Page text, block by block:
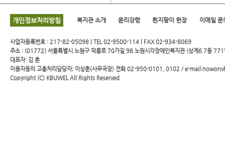
개인정보처리방침 복지관 소개 윤리강령 흰지팡이 헌장 이메일 문
사업자등록번호 : 217-82-05098 | TEL 02-9500-114 l FAX 02-934-8069
주소 : (01772) 서울특별시 노원구 덕릉로 70가길 98 노원시각장애인복지관 (상계6.7동 771
대표자: 김 훈
이용자등의 고충처리담당자; 이상훈(사무국장) 전화 02-950-0101, 0102 / e-
Copyright (C) KBUWELAll Rights Reserved